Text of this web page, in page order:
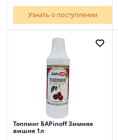
Узнать о поступлении
Топпинг БАРinoff Зимняя
вишня 1л